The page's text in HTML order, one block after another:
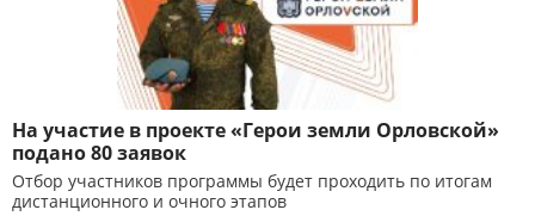
На участие в проекте «Герои земли Орловской»
подано 80 заявок
Отбор участников программы будет проходить по итогам
дистанционного и очного этапов